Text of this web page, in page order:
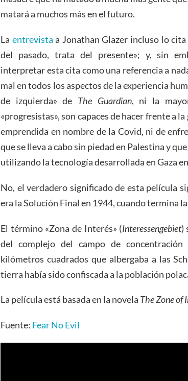
matará a muchos más en el futuro.
La entrevista a Jonathan Glazer incluso lo
del pasado, trata del presente»; y, sin
interpretar esta cita como una referencia a
mal en todos los aspectos de la experiencia
de izquierda» de The Guardian, ni la
«progresistas», son capaces de hacer frente a
emprendida en nombre de la Covid, ni de
que se lleva a cabo sin piedad en Palestina y
utilizando la tecnología desarrollada en Gaza
No, el verdadero significado de esta película
era la Solución Final en 1944, cuando termina
El término «Zona de Interés» (Interessengebiet)
del complejo del campo de
kilómetros cuadrados que albergaba a las
tierra había sido confiscada a la población
La película está basada en la novela The Zone of
Fuente: Fear No Evil